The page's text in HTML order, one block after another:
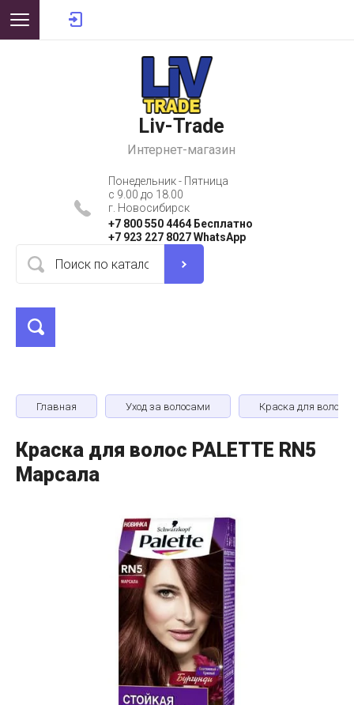
Liv-Trade
Интернет-магазин
Понедельник - Пятница
с 9.00 до 18.00
г. Новосибирск
+7 800 550 4464 Бесплатно
+7 923 227 8027 WhatsApp
Главная Уход за волосами Краска для волос
Краска для волос PALETTE RN5
Марсала